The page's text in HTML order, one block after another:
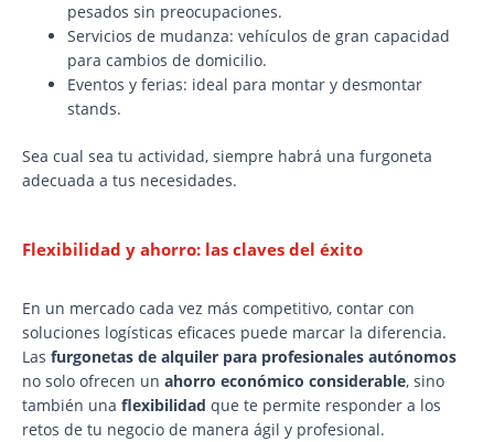
pesados sin preocupaciones.
Servicios de mudanza: vehículos de gran capacidad
para cambios de domicilio.
Eventos y ferias: ideal para montar y desmontar
stands.
Sea cual sea tu actividad, siempre habrá una furgoneta
adecuada a tus necesidades.
Flexibilidad y ahorro: las claves del éxito
En un mercado cada vez más competitivo, contar con
soluciones logísticas eficaces puede marcar la diferencia.
Las furgonetas de alquiler para profesionales autónomos
no solo ofrecen un ahorro económico considerable, sino
también una flexibilidad que te permite responder a los
retos de tu negocio de manera ágil y profesional.